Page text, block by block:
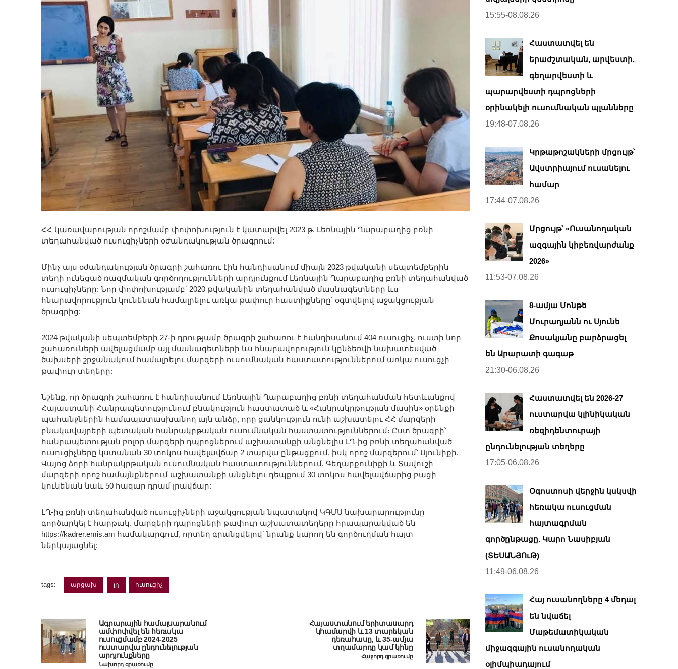
ՀՀ կառավարության որոշմամբ փոփոխություն է կատարվել 2023 թ. Լեռնային Ղարաբաղից բռնի
տեղահանված ուսուցիչների օժանդակության ծրագրում:
Մինչ այս օժանդակության ծրագրի շահառու էին հանդիսանում միայն 2023 թվականի սեպտեմբերին
տեղի ունեցած ռազմական գործողությունների արդյունքում Լեռնային Ղարաբաղից բռնի տեղահանված
ուսուցիչները: Նոր փոփոխությամբ՝ 2020 թվականին տեղահանված մասնագետները ևս
հնարավորություն կունենան համալրելու առկա թափուր հաստիքները՝ օգտվելով աջակցության
ծրագրից:
2024 թվականի սեպտեմբերի 27-ի դրությամբ ծրագրի շահառու է հանդիսանում 404 ուսուցիչ, ուստի նոր
շահառուների ավելացմամբ այլ մասնագետների ևս հնարավորություն կընձեռվի նախատեսված
ծախսերի շրջանակում համալրելու մարզերի ուսումնական հաստատություններում առկա ուսուցչի
թափուր տեղերը:
Նշենք, որ ծրագրի շահառու է հանդիսանում Լեռնային Ղարաբաղից բռնի տեղահանման հետևանքով
Հայաստանի Հանրապետությունում բնակություն հաստատած և «Հանրակրթության մասին» օրենքի
պահանջներին համապատասխանող այն անձը, որը ցանկություն ունի աշխատելու ՀՀ մարզերի
բնակավայրերի պետական հանրակրթական ուսումնական հաստատություններում։ Ըստ ծրագրի՝
հանրապետության բոլոր մարզերի դպրոցներում աշխատանքի անցնելիս ԼՂ-ից բռնի տեղահանված
ուսուցիչները կստանան 30 տոկոս հավելավճար 2 տարվա ընթացքում, իսկ որոշ մարզերում՝ Սյունիքի,
Վայոց ձորի հանրակրթական ուսումնական հաստատություններում, Գեղարքունիքի և Տավուշի
մարզերի որոշ համայնքներում աշխատանքի անցնելու դեպքում 30 տոկոս հավելավճարից բացի
կունենան նաև 50 հազար դրամ լրավճար:
ԼՂ-ից բռնի տեղահանված ուսուցիչների աջակցության նպատակով ԿԳՄՍ նախարարությունը
գործարկել է հարթակ. մարզերի դպրոցների թափուր աշխատատեղերը հրապարակված են
https://kadrer.emis.am համակարգում, որտեղ գրանցվելով՝ նրանք կարող են գործուղման հայտ
ներկայացնել:
tags: արցախ լղ ուսուցիչ
Ագրարային համալսարանում
ամփոփվել են հեռակա
ուսուցմամբ 2024-2025
ուստարվա ընդունելության
արդյունքները
Նախորդ գրառումը
Հայաստանում երիտասարդ
կհամարվի և 13 տարեկան
դեռահասը, և 35-ամյա
տղամարդը կամ կինը
Հաջորդ գրառումը
15:55-08.08.26
Հաստատվել են
երաժշտական, արվեստի,
գեղարվեստի և
պարարվեստի դպրոցների
օրինակելի ուսումնական պլանները
19:48-07.08.26
Կրթաթոշակների մրցույթ՝
Ավստրիայում ուսանելու
համար
17:44-07.08.26
Մրցույթ՝ «Ուսանողական
ազգային կիբեռվարժանք
2026»
11:53-07.08.26
8-ամյա Մոնթե
Մուրադյանն ու Սյունե
Քոսակյանը բարձրացել
են Արարատի գագաթ
21:30-06.08.26
Հաստատվել են 2026-27
ուստարվա կլինիկական
ռեզիդենտուրայի
ընդունելության տեղերը
17:05-06.08.26
Օգոստոսի վերջին կսկսվի
հեռակա ուսուցման
հայտագրման
գործընթացը. Կարո Նասիբյան
(ՏԵՍԱՆՅՈւԹ)
11:49-06.08.26
Հայ ուսանողները 4 մեդալ
են նվաճել
Մաթեմատիկական
միջազգային ուսանողական
օլիմպիադայում